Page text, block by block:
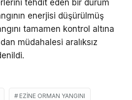
tehdit eden bir durum
enerjisi düşürülmüş
tamamen kontrol altına
müdahalesi aralıksız
EZINE ORMAN YANGINI